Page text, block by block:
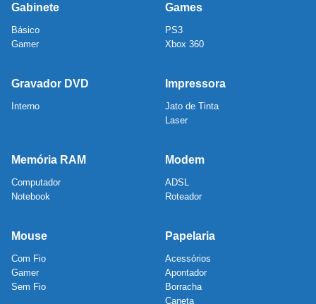
Gabinete
Básico
Gamer
Games
PS3
Xbox 360
Gravador DVD
Interno
Impressora
Jato de Tinta
Laser
Memória RAM
Computador
Notebook
Modem
ADSL
Roteador
Mouse
Com Fio
Gamer
Sem Fio
Papelaria
Acessórios
Apontador
Borracha
Caneta